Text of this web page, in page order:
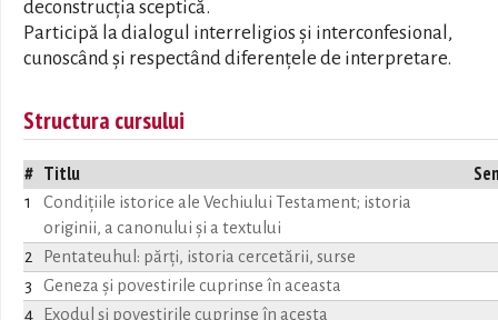
deconstrucția sceptică.
Participă la dialogul interreligios și interconfesional,
cunoscând și respectând diferențele de interpretare.
Structura cursului
# Titlu
1
Condițiile istorice ale Vechiului Testament; istoria
originii, a canonului și a textului
2
Pentateuhul: părţi, istoria cercetării, surse
3
Geneza şi povestirile cuprinse în aceasta
4
Exodul şi povestirile cuprinse în acesta